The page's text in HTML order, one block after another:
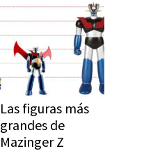
Las figuras más
grandes de
Mazinger Z